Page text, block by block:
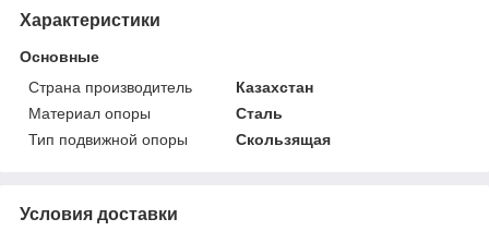
Характеристики
Основные
Страна производитель
Казахстан
Материал опоры
Сталь
Тип подвижной опоры
Скользящая
Условия доставки